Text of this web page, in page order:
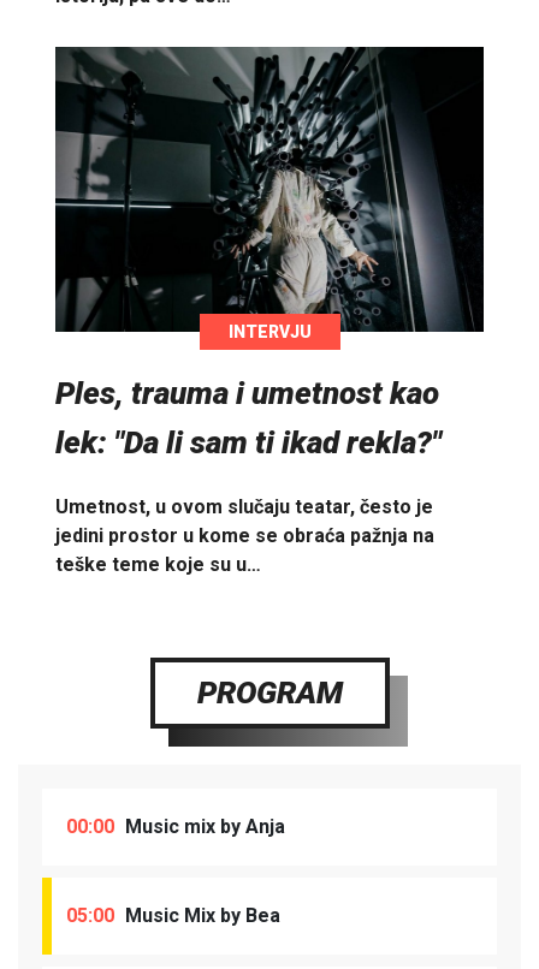
INTERVJU
Ples, trauma i umetnost kao
lek: "Da li sam ti ikad rekla?"
Umetnost, u ovom slučaju teatar, često je
jedini prostor u kome se obraća pažnja na
teške teme koje su u…
PROGRAM
00:00 Music mix by Anja
05:00 Music Mix by Bea